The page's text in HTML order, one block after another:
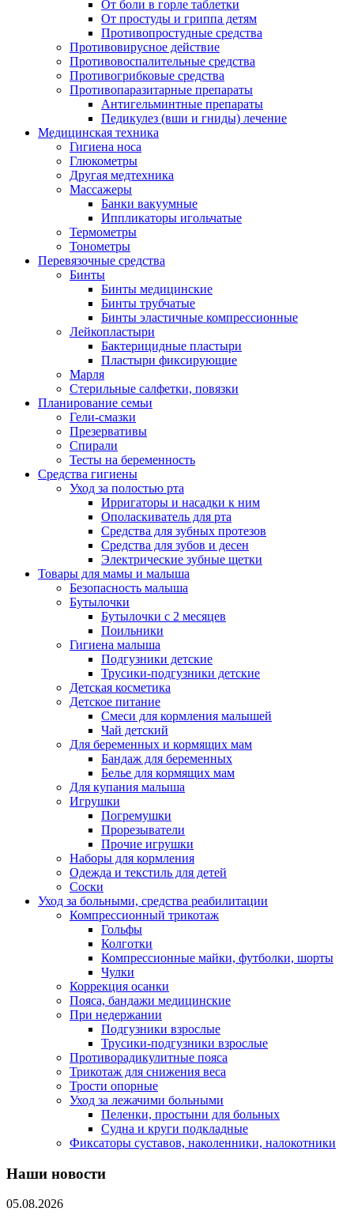
От боли в горле таблетки
От простуды и гриппа детям
Противопростудные средства
Противовирусное действие
Противовоспалительные средства
Противогрибковые средства
Противопаразитарные препараты
Антигельминтные препараты
Педикулез (вши и гниды) лечение
Медицинская техника
Гигиена носа
Глюкометры
Другая медтехника
Массажеры
Банки вакуумные
Иппликаторы игольчатые
Термометры
Тонометры
Перевязочные средства
Бинты
Бинты медицинские
Бинты трубчатые
Бинты эластичные компрессионные
Лейкопластыри
Бактерицидные пластыри
Пластыри фиксирующие
Марля
Стерильные салфетки, повязки
Планирование семьи
Гели-смазки
Презервативы
Спирали
Тесты на беременность
Средства гигиены
Уход за полостью рта
Ирригаторы и насадки к ним
Ополаскиватель для рта
Средства для зубных протезов
Средства для зубов и десен
Электрические зубные щетки
Товары для мамы и малыша
Безопасность малыша
Бутылочки
Бутылочки с 2 месяцев
Поильники
Гигиена малыша
Подгузники детские
Трусики-подгузники детские
Детская косметика
Детское питание
Смеси для кормления малышей
Чай детский
Для беременных и кормящих мам
Бандаж для беременных
Белье для кормящих мам
Для купания малыша
Игрушки
Погремушки
Прорезыватели
Прочие игрушки
Наборы для кормления
Одежда и текстиль для детей
Соски
Уход за больными, средства реабилитации
Компрессионный трикотаж
Гольфы
Колготки
Компрессионные майки, футболки, шорты
Чулки
Коррекция осанки
Пояса, бандажи медицинские
При недержании
Подгузники взрослые
Трусики-подгузники взрослые
Противорадикулитные пояса
Трикотаж для снижения веса
Трости опорные
Уход за лежачими больными
Пеленки, простыни для больных
Судна и круги подкладные
Фиксаторы суставов, наколенники, налокотники
Наши новости
05.08.2026